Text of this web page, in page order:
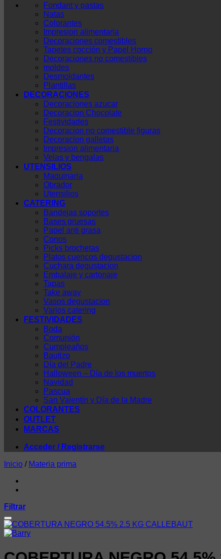
Fondant y pastas
Natas
Colorantes
Impresion alimentaria
Decoraciones comestibles
Tapetes cocción y Papel Horno
Decoraciones no comestibles
moldes
Desmoldantes
Plantillas
DECORACIONES
Decoraciones azucar
Decoracion Chocolate
Festividades
Decoracion no comestible figuras
Decoracion galletas
Impresion alimentaria
Velas y bengalas
UTENSILIOS
Maquinaria
Obrador
Utensilios
CATERING
Bandejas soportes
Bases gruesas
Papel anti grasa
Conos
Picks brochetas
Platos cuencos degustacion
Cuchara degustacion
Embalaje y cartonaje
Tapas
Take away
Vasos degustacion
Varios catering
FESTIVIDADES
Boda
Comunión
Cumpleaños
Bautizo
Día del Padre
Halloween – Día de los muertos
Navidad
Pascua
San Valentín y Día de la Madre
COLORANTES
OUTLET
MARCAS
Acceder / Registrarse
Inicio / Materia prima
Filtrar